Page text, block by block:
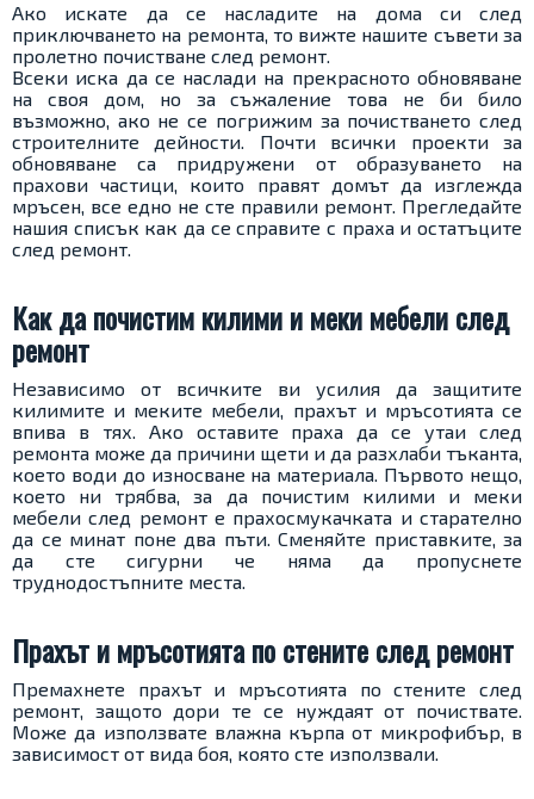
Ако искате да се насладите на дома си след
приключването на ремонта, то вижте нашите съвети за
пролетно почистване след ремонт.
Всеки иска да се наслади на прекрасното обновяване
на своя дом, но за съжаление това не би било
възможно, ако не се погрижим за почистването след
строителните дейности. Почти всички проекти за
обновяване са придружени от образуването на
прахови частици, които правят домът да изглежда
мръсен, все едно не сте правили ремонт. Прегледайте
нашия списък как да се справите с праха и остатъците
след ремонт.
Как да почистим килими и меки мебели след
ремонт
Независимо от всичките ви усилия да защитите
килимите и меките мебели, прахът и мръсотията се
впива в тях. Ако оставите праха да се утаи след
ремонта може да причини щети и да разхлаби тъканта,
което води до износване на материала. Първото нещо,
което ни трябва, за да почистим килими и меки
мебели след ремонт е прахосмукачката и старателно
да се минат поне два пъти. Сменяйте приставките, за
да сте сигурни че няма да пропуснете
труднодостъпните места.
Прахът и мръсотията по стените след ремонт
Премахнете прахът и мръсотията по стените след
ремонт, защото дори те се нуждаят от почиствате.
Може да използвате влажна кърпа от микрофибър, в
зависимост от вида боя, която сте използвали.